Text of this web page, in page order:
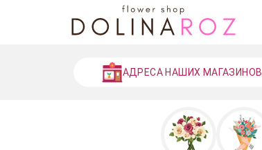
АДРЕСА НАШИХ МАГАЗИНОВ